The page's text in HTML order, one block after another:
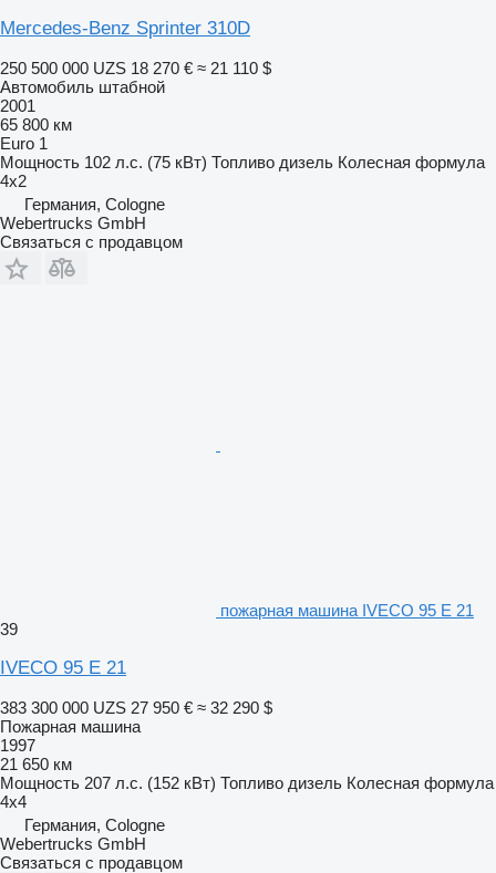
Mercedes-Benz Sprinter 310D
250 500 000 UZS 18 270 € ≈ 21 110 $
Автомобиль штабной
2001
65 800 км
Euro 1
Мощность 102 л.с. (75 кВт) Топливо дизель Колесная формула
4x2
Германия, Cologne
Webertrucks GmbH
Связаться с продавцом
пожарная машина IVECO 95 E 21
39
IVECO 95 E 21
383 300 000 UZS 27 950 € ≈ 32 290 $
Пожарная машина
1997
21 650 км
Мощность 207 л.с. (152 кВт) Топливо дизель Колесная формула
4x4
Германия, Cologne
Webertrucks GmbH
Связаться с продавцом